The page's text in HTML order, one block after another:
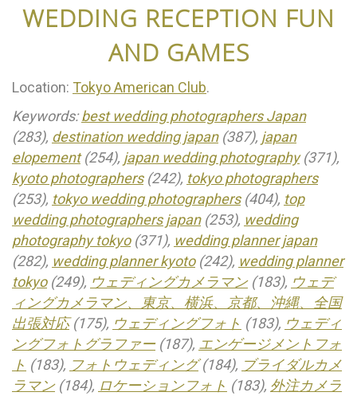
WEDDING RECEPTION FUN
AND GAMES
Location: Tokyo American Club.
Keywords:best wedding photographers Japan
(283), destination wedding japan(387), japan
elopement(254), japan wedding photography(371),
kyoto photographers(242), tokyo photographers
(253), tokyo wedding photographers(404), top
wedding photographers japan(253), wedding
photography tokyo(371), wedding planner japan
(282), wedding planner kyoto(242), wedding planner
tokyo(249), ウェディングカメラマン(183), ウェデ
ィングカメラマン、東京、横浜、京都、沖縄、全国
出張対応(175), ウェディングフォト (183), ウェディ
ングフォトグラファー(187), エンゲージメントフォ
ト (183), フォトウェディング(184), ブライダルカメ
ラマン(184), ロケーションフォト (183), 外注カメラ